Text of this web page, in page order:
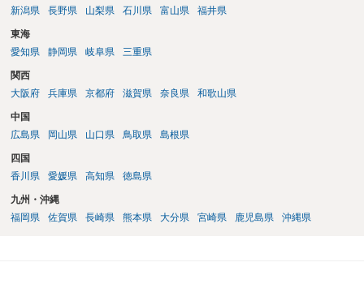
新潟県
長野県 山梨県 石川県 富山県 福井県
東海
愛知県
静岡県 岐阜県 三重県
関西
大阪府
兵庫県 京都府 滋賀県 奈良県 和歌山県
中国
広島県
岡山県 山口県 鳥取県 島根県
四国
香川県
愛媛県 高知県 徳島県
九州・沖縄
福岡県
佐賀県 長崎県 熊本県 大分県 宮崎県 鹿児島県 沖縄県